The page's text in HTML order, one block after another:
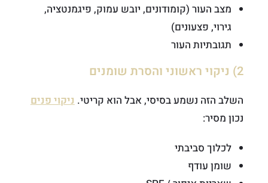
מצב העור (קומודונים, יובש עמוק, פיגמנטציה,
גירוי, פצעונים)
תגובתיות העור
2) ניקוי ראשוני והסרת שומנים
השלב הזה נשמע בסיסי, אבל הוא קריטי.ניקוי פנים
נכון מסיר:
לכלוך סביבתי
שומן עודף